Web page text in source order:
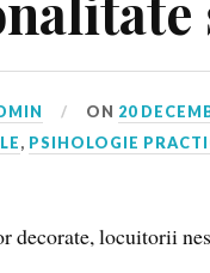
ON 20
, PSIHOLOGIE
decorate, locuitorii